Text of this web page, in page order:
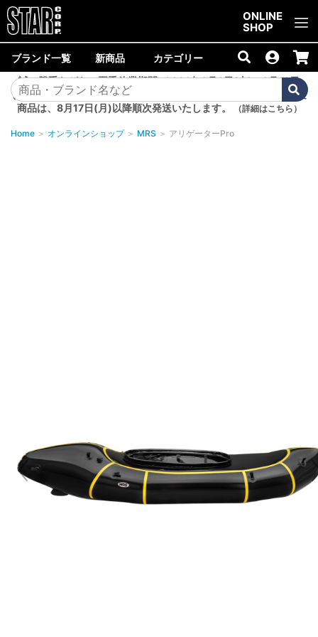
ONLINE
SHOP
ブランド一覧 新商品 カテゴリー
誠に勝手ながら、夏季休業期間<2026年8月8日(土)～8月16日
(日)>中は商品の発送を休止いたします。8月7日(金)以降のご注文
商品は、8月17日(月)以降順次発送いたします。
（詳細はこちら）
Home ＞ オンラインショップ ＞ MRS ＞ アリゲーターPro